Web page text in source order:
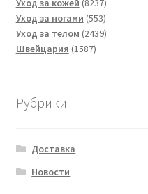
товаров
Уход за ногами 553553
товара
Уход за телом 24392439
Швейцария 15871587
Рубрики
Доставка
Новости